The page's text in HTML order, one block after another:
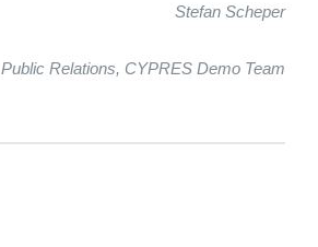
Stefan Scheper
Public Relations, CYPRES Demo Team